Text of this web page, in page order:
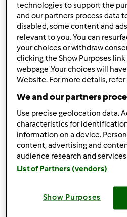
Anónimo (não verificado)
Qua, 2012-03-07 18:45
Olá
Será que alguém me pode
bastante bom mas gostaria de
tempo os mesmos devem ser
Topo
technologies to support the
and our partners process data
disabled, some content and
relevant to you. You can
your choices or withdraw
clicking the Show Purposes
webpage .Your choices will
Website. For more details,
We and our partners
Use precise geolocation data.
characteristics for
information on a device.
content, advertising and
audience research and
List of Partners (vendors)
Show Purposes